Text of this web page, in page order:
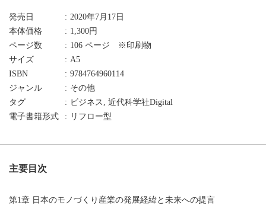
発売日
2020年7月17日
本体価格
1,300円
ページ数
106 ページ ※印刷物
サイズ
A5
ISBN
9784764960114
ジャンル
その他
タグ
ビジネス, 近代科学社Digital
電子書籍形式
リフロー型
主要目次
第1章 日本のモノづくり産業の発展経緯と未来への提言